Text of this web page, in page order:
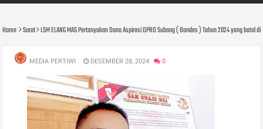
Home Sorot LSM ELANG MAS Pertanyakan Dana Aspirasi DPRD Subang ( Bandes ) Tahun 2024 yang batal
MEDIA PERTIWI DESEMBER 28, 2024 0